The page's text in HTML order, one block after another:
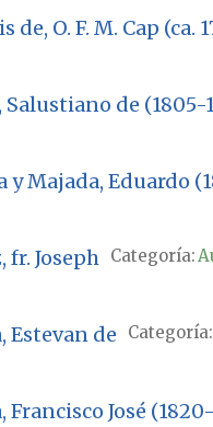
de, O. F. M. Cap (ca.
Salustiano de (1805-
y Majada, Eduardo
fr. Joseph Categoría:
Estevan de Categoría:
Francisco José